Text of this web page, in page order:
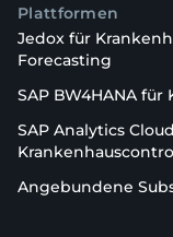
Plattformen
Jedox für
Forecasting
SAP BW4HANA
SAP Analytics
Angebundene